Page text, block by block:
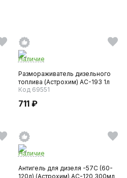
Наличие
Размораживатель дизельного
топлива (Астрохим) AC-193 1л
Код 69551
711 ₽
Наличие
Антигель для дизеля -57С (60-
120л) (Астрохим) AC-120 300мл